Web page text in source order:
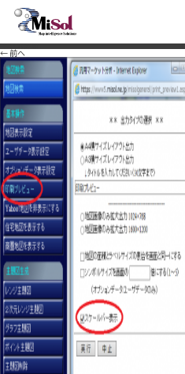
ren9
2020年5月14日
年収の分析.
← 前へ